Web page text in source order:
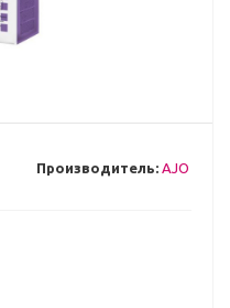
Производитель: AJO